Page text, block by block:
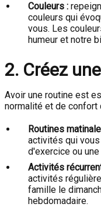
Couleurs :
couleurs qui
vous. Les
humeur et notre
2. Créez
Avoir une routine est
normalité et de confort
Routines
activités qui
d'exercice ou
Activités
activités
famille le
hebdomadaire.